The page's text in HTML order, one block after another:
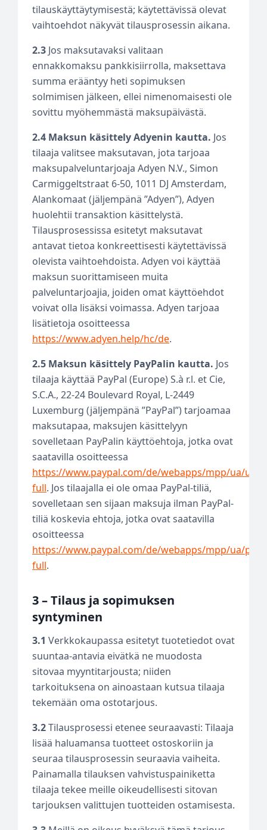
tilauskäyttäytymisestä; käytettävissä olevat
vaihtoehdot näkyvät tilausprosessin aikana.
2.3 Jos maksutavaksi valitaan
ennakkomaksu pankkisiirrolla, maksettava
summa erääntyy heti sopimuksen
solmimisen jälkeen, ellei nimenomaisesti ole
sovittu myöhemmästä maksupäivästä.
2.4 Maksun käsittely Adyenin kautta. Jos
tilaaja valitsee maksutavan, jota tarjoaa
maksupalveluntarjoaja Adyen N.V., Simon
Carmiggeltstraat 6-50, 1011 DJ Amsterdam,
Alankomaat (jäljempänä ”Adyen”), Adyen
huolehtii transaktion käsittelystä.
Tilausprosessissa esitetyt maksutavat
antavat tietoa konkreettisesti käytettävissä
olevista vaihtoehdoista. Adyen voi käyttää
maksun suorittamiseen muita
palveluntarjoajia, joiden omat käyttöehdot
voivat olla lisäksi voimassa. Adyen tarjoaa
lisätietoja osoitteessa
https://www.adyen.help/hc/de.
2.5 Maksun käsittely PayPalin kautta. Jos
tilaaja käyttää PayPal (Europe) S.à r.l. et Cie,
S.C.A., 22-24 Boulevard Royal, L-2449
Luxemburg (jäljempänä ”PayPal”) tarjoamaa
maksutapaa, maksujen käsittelyyn
sovelletaan PayPalin käyttöehtoja, jotka ovat
saatavilla osoitteessa
https://www.paypal.com/de/webapps/mpp/ua/
full. Jos tilaajalla ei ole omaa PayPal-tiliä,
sovelletaan sen sijaan maksuja ilman PayPal-
tiliä koskevia ehtoja, jotka ovat saatavilla
osoitteessa
https://www.paypal.com/de/webapps/mpp/ua/
full.
3 – Tilaus ja sopimuksen
syntyminen
3.1 Verkkokaupassa esitetyt tuotetiedot ovat
suuntaa-antavia eivätkä ne muodosta
sitovaa myyntitarjousta; niiden
tarkoituksena on ainoastaan kutsua tilaaja
tekemään oma ostotarjous.
3.2Tilausprosessi etenee seuraavasti: Tilaaja
lisää haluamansa tuotteet ostoskoriin ja
seuraa tilausprosessin seuraavia vaiheita.
Painamalla tilauksen vahvistuspainiketta
tilaaja tekee meille oikeudellisesti sitovan
tarjouksen valittujen tuotteiden ostamisesta.